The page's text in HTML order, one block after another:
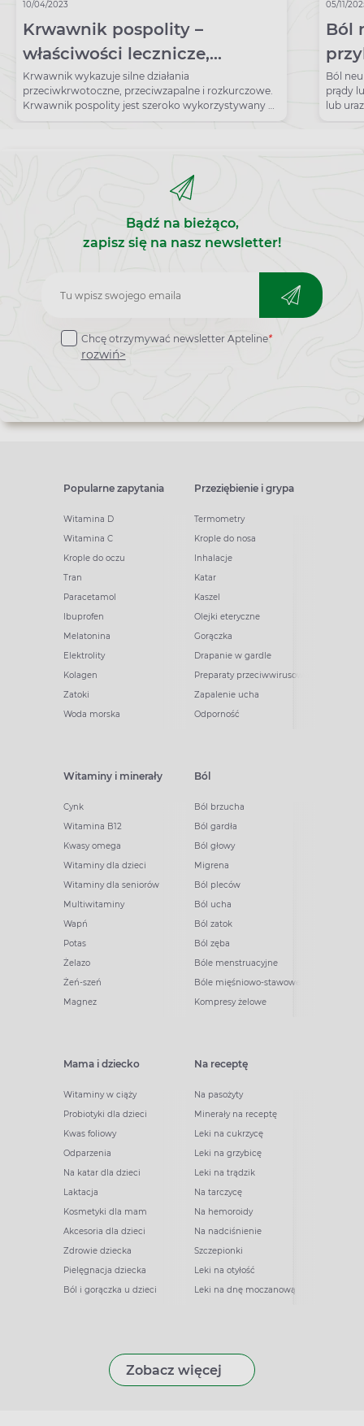
10/04/2023
Krwawnik pospolity –
właściwości lecznicze,
działanie i zastosowanie
Krwawnik wykazuje silne działania
przeciwkrwotoczne, przeciwzapalne i rozkurczowe.
Krwawnik pospolity jest szeroko wykorzystywany w
przemyśle kosmetycznym.
05/11/
Ból
na
Ból
prądy
lub
Bądź na bieżąco,
zapisz się na nasz newsletter!
Zapisz
do
newslettera
Chcę otrzymywać newsletter Apteline*
rozwiń>
Popularne zapytania
Witamina D
Witamina C
Krople do oczu
Tran
Paracetamol
Ibuprofen
Melatonina
Elektrolity
Kolagen
Zatoki
Woda morska
Przeziębienie i grypa
Termometry
Krople do nosa
Inhalacje
Katar
Kaszel
Olejki eteryczne
Gorączka
Drapanie w gardle
Preparaty przeciwwirusowe
Zapalenie ucha
Odporność
Witaminy i minerały
Cynk
Witamina B12
Kwasy omega
Witaminy dla dzieci
Witaminy dla seniorów
Multiwitaminy
Wapń
Potas
Żelazo
Żeń-szeń
Magnez
Ból
Ból brzucha
Ból gardła
Ból głowy
Migrena
Ból pleców
Ból ucha
Ból zatok
Ból zęba
Bóle menstruacyjne
Bóle mięśniowo-stawowe
Kompresy żelowe
Mama i dziecko
Witaminy w ciąży
Probiotyki dla dzieci
Kwas foliowy
Odparzenia
Na katar dla dzieci
Laktacja
Kosmetyki dla mam
Akcesoria dla dzieci
Zdrowie dziecka
Pielęgnacja dziecka
Ból i gorączka u dzieci
Na receptę
Na pasożyty
Minerały na receptę
Leki na cukrzycę
Leki na grzybicę
Leki na trądzik
Na tarczycę
Na hemoroidy
Na nadciśnienie
Szczepionki
Leki na otyłość
Leki na dnę moczanową
Zobacz więcej